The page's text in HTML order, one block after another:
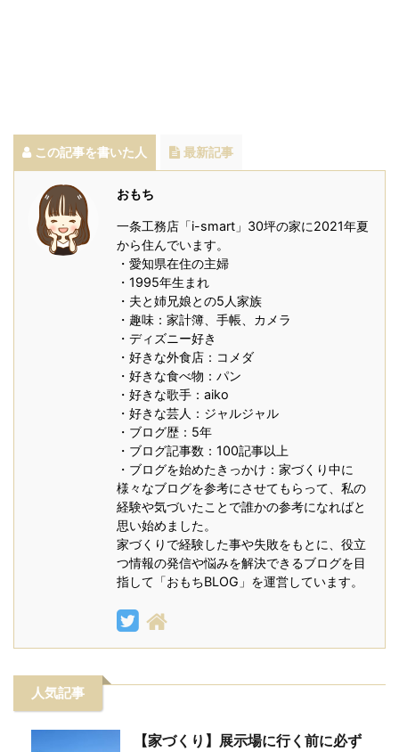
この記事を書いた人 最新記事
おもち
一条工務店「i-smart」30坪の家に2021年夏
から住んでいます。
・愛知県在住の主婦
・1995年生まれ
・夫と姉兄娘との5人家族
・趣味：家計簿、手帳、カメラ
・ディズニー好き
・好きな外食店：コメダ
・好きな食べ物：パン
・好きな歌手：aiko
・好きな芸人：ジャルジャル
・ブログ歴：5年
・ブログ記事数：100記事以上
・ブログを始めたきっかけ：家づくり中に
様々なブログを参考にさせてもらって、私の
経験や気づいたことで誰かの参考になればと
思い始めました。
家づくりで経験した事や失敗をもとに、役立
つ情報の発信や悩みを解決できるブログを目
指して「おもちBLOG」を運営しています。
人気記事
【家づくり】展示場に行く前に必ず